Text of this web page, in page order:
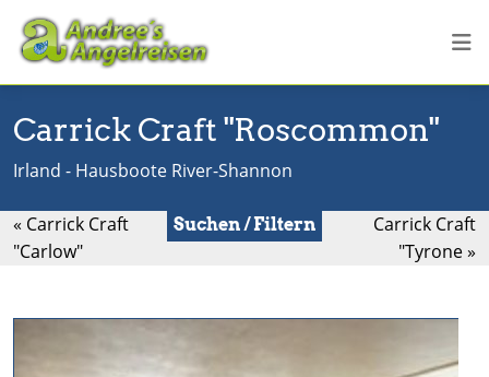
Carrick Craft "Roscommon"
Irland - Hausboote River-Shannon
« Carrick Craft
"Carlow"
Suchen / Filtern
Carrick Craft
"Tyrone »